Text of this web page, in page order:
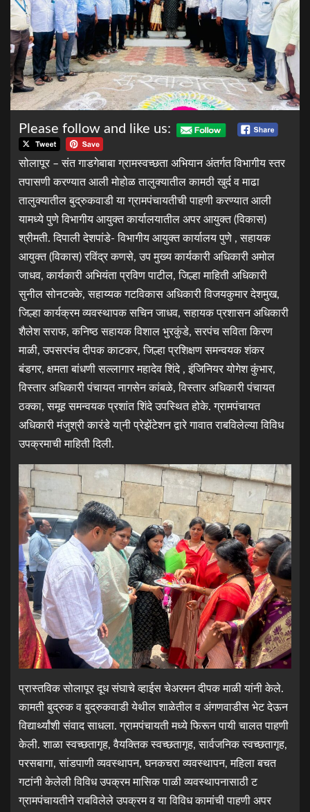
Please follow and like us:
सोलापूर – संत गाडगेबाबा ग्रामस्वच्छता अभियान अंतर्गत विभागीय स्तर
तपासणी करण्यात आली मोहोळ तालुक्यातील कामठी खुर्द व माढा
तालुक्यातील बुद्रुकवाडी या ग्रामपंचायतीची पाहणी करण्यात आली
यामध्ये पुणे विभागीय आयुक्त कार्यालयातील अपर आयुक्त (विकास)
श्रीमती. दिपाली देशपांडे- विभागीय आयुक्त कार्यालय पुणे , सहायक
आयुक्त (विकास) रविंद्र कणसे, उप मुख्य कार्यकारी अधिकारी अमोल
जाधव, कार्यकारी अभियंता प्रविण पाटील, जिल्हा माहिती अधिकारी
सुनील सोनटक्के, सहाय्यक गटविकास अधिकारी विजयकुमार देशमुख,
जिल्हा कार्यक्रम व्यवस्थापक सचिन जाधव, सहायक प्रशासन अधिकारी
शैलेश सराफ, कनिष्ठ सहायक विशाल भुरकुंडे, सरपंच सविता किरण
माळी, उपसरपंच दीपक काटकर, जिल्हा प्रशिक्षण समन्वयक शंकर
बंडगर, क्षमता बांधणी सल्लागार महादेव शिंदे , इंजिनियर योगेश कुंभार,
विस्तार अधिकारी पंचायत नागसेन कांबळे, विस्तार अधिकारी पंचायत
ठक्का, समूह समन्वयक प्रशांत शिंदे उपस्थित होके. ग्रामपंचायत
अधिकारी मंजुश्री कारंडे या्नी प्रेझेंटेशन द्वारे गावात राबविलेल्या विविध
उपक्रमाची माहिती दिली.
प्रास्तविक सोलापूर दूध संघाचे व्हाईस चेअरमन दीपक माळी यांनी केले.
कामती बुद्रुक व बुद्रुकवाडी येथील शाळेतील व अंगणवाडीस भेट देऊन
विद्यार्थ्यांशी संवाद साधला. ग्रामपंचायती मध्ये फिरून पायी चालत पाहणी
केली. शाळा स्वच्छतागृह, वैयक्तिक स्वच्छतागृह, सार्वजनिक स्वच्छतागृह,
परसबागा, सांडपाणी व्यवस्थापन, घनकचरा व्यवस्थापन, महिला बचत
गटांनी केलेली विविध उपक्रम मासिक पाळी व्यवस्थापनासाठी ट
ग्रामपंचायतीने राबविलेले उपक्रम व या विविध कामांची पाहणी अपर